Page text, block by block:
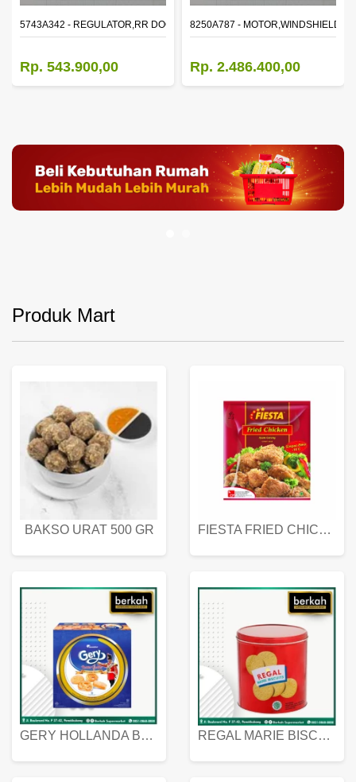
WINDOW,LH
5743A342 - REGULATOR,RR DOOR WINDOW,RH
Rp. 543.900,00
8250A787 - MOTOR,WINDSHIELD
Rp. 2.486.400,00
Produk Mart
BAKSO URAT 500 GR FIESTA FRIED CHICKEN 500 GR
GERY HOLLANDA BUTTER COOKIES 450 GRAM REGAL MARIE BISCUIT KALENG 550 GRAM